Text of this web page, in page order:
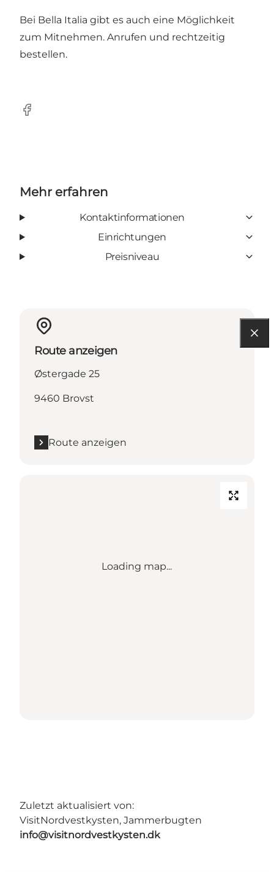
Bei Bella Italia gibt es auch eine Möglichkeit
zum Mitnehmen. Anrufen und rechtzeitig
bestellen.
Facebook
Mehr erfahren
Kontaktinformationen
Einrichtungen
Preisniveau
Route anzeigen
Østergade 25
9460 Brovst
Route anzeigen
Loading map...
Zuletzt aktualisiert von:
VisitNordvestkysten, Jammerbugten
info@visitnordvestkysten.dk